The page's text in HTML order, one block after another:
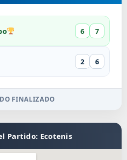
6 7
2 6
FINALIZADO
Partido: Ecotenis